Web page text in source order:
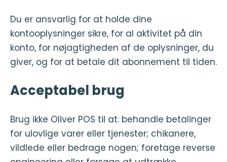
Du er ansvarlig for at holde dine
kontooplysninger sikre, for al aktivitet på din
konto, for nøjagtigheden af de oplysninger, du
giver, og for at betale dit abonnement til tiden.
Acceptabel brug
Brug ikke Oliver POS til at: behandle betalinger
for ulovlige varer eller tjenester; chikanere,
vildlede eller bedrage nogen; foretage reverse